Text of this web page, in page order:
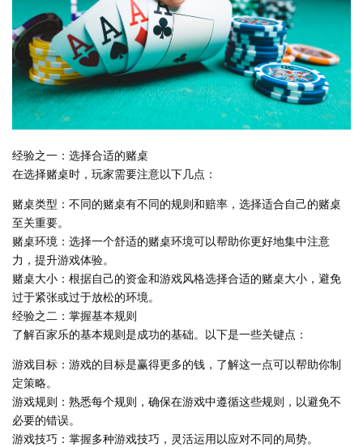
经验之一：选择合适的赌桌
在选择赌桌时，玩家需要注意以下几点：
赌桌类型：不同的赌桌有不同的规则和赔率，选择适合自己的赌桌
至关重要。
赌桌环境：选择一个舒适的赌桌环境可以帮助你更好地集中注意
力，提升游戏体验。
赌桌大小：根据自己的资金和游戏风格选择合适的赌桌大小，避免
过于紧张或过于放松的环境。
经验之二：掌握基本规则
了解百家乐的基本规则是成功的基础。以下是一些关键点：
游戏目标：游戏的目标是赢得更多的钱，了解这一点可以帮助你制
定策略。
游戏规则：熟悉每个规则，确保在游戏中遵循这些规则，以避免不
必要的错误。
游戏技巧：掌握多种游戏技巧，灵活运用以应对不同的局势。